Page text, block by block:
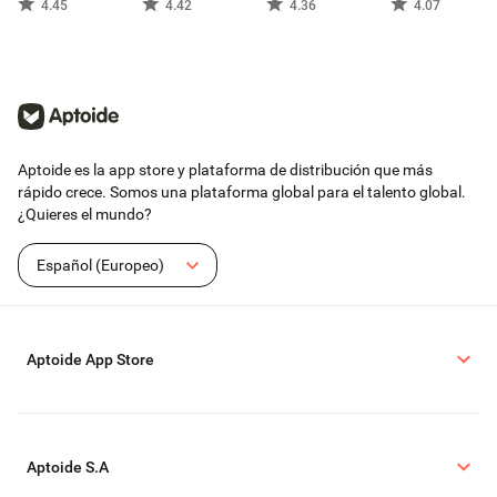
4.45 4.42
4.36
4.07
Aptoide es la app store y plataforma de distribución que más
rápido crece. Somos una plataforma global para el talento global.
¿Quieres el mundo?
Español (Europeo)
Aptoide App Store
Aptoide S.A